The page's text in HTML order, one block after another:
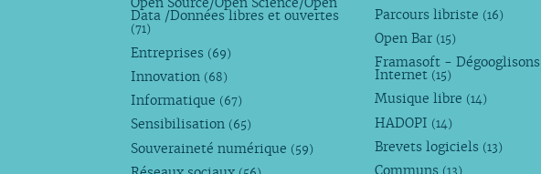
Data /Données libres et ouvertes
(71)
Entreprises (69)
Innovation (68)
Informatique (67)
Sensibilisation (65)
Souveraineté numérique (59)
Parcours libriste (16)
Open Bar (15)
Framasoft - Dégooglisons
Internet (15)
Musique libre (14)
HADOPI (14)
Brevets logiciels (13)
Communs (13)